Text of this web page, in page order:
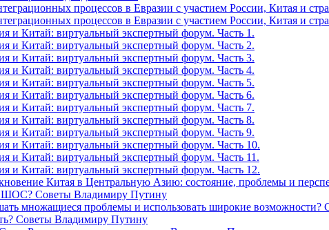
процессов в Евразии с участием России, Китая и
процессов в Евразии с участием России, Китая и
и Китай: виртуальный экспертный форум. Часть 1.
и Китай: виртуальный экспертный форум. Часть 2.
и Китай: виртуальный экспертный форум. Часть 3.
и Китай: виртуальный экспертный форум. Часть 4.
и Китай: виртуальный экспертный форум. Часть 5.
и Китай: виртуальный экспертный форум. Часть 6.
и Китай: виртуальный экспертный форум. Часть 7.
и Китай: виртуальный экспертный форум. Часть 8.
и Китай: виртуальный экспертный форум. Часть 9.
и Китай: виртуальный экспертный форум. Часть 10.
и Китай: виртуальный экспертный форум. Часть 11.
и Китай: виртуальный экспертный форум. Часть 12.
Китая в Центральную Азию: состояние, проблемы и
ШОС? Советы Владимиру Путину
множащиеся проблемы и использовать широкие возможности?
Советы Владимиру Путину